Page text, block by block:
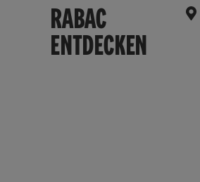
RABAC
ENTDECKEN